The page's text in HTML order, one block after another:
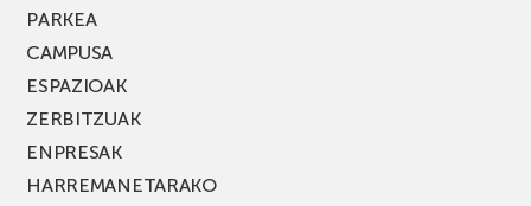
PARKEA
CAMPUSA
ESPAZIOAK
ZERBITZUAK
ENPRESAK
HARREMANETARAKO